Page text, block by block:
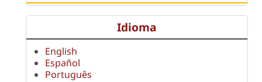
Idioma
English
Español
Português